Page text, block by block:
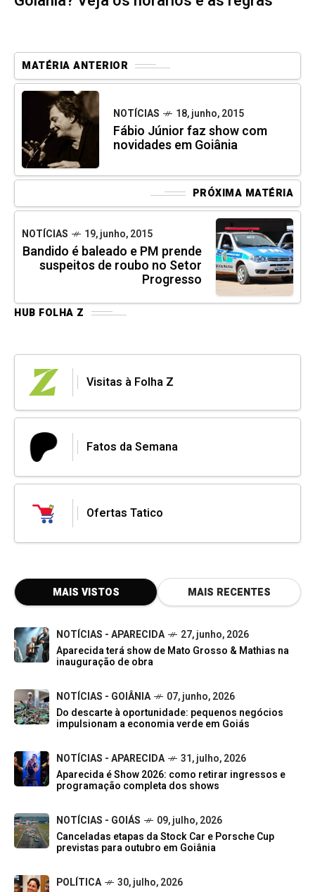
MATÉRIA ANTERIOR
NOTÍCIAS 18, junho, 2015
Fábio Júnior faz show com
novidades em Goiânia
PRÓXIMA MATÉRIA
NOTÍCIAS 19, junho, 2015
Bandido é baleado e PM prende
suspeitos de roubo no Setor
Progresso
HUB FOLHA Z
Visitas à Folha Z
Fatos da Semana
Ofertas Tatico
MAIS VISTOS MAIS RECENTES
NOTÍCIAS - APARECIDA
27, junho, 2026
Aparecida terá show de Mato Grosso & Mathias na
inauguração de obra
NOTÍCIAS - GOIÂNIA
07, junho, 2026
Do descarte à oportunidade: pequenos negócios
impulsionam a economia verde em Goiás
NOTÍCIAS - APARECIDA
31, julho, 2026
Aparecida é Show 2026: como retirar ingressos e
programação completa dos shows
NOTÍCIAS - GOIÁS
09, julho, 2026
Canceladas etapas da Stock Car e Porsche Cup
previstas para outubro em Goiânia
POLÍTICA
30, julho, 2026